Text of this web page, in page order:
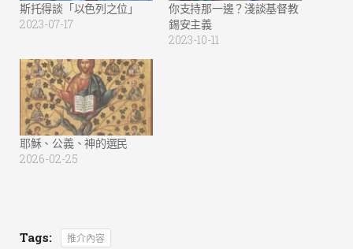
斯托得談「以色列之位」
2023-07-17
你支持那一邊？淺談基督教
錫安主義
2023-10-11
耶穌、公義、神的選民
2026-02-25
Tags: 推介內容